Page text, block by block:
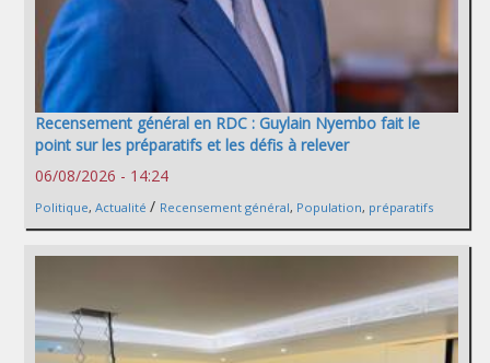
Recensement général en RDC : Guylain Nyembo fait le
point sur les préparatifs et les défis à relever
06/08/2026 - 14:24
Politique, Actualité / Recensement général, Population, préparatifs